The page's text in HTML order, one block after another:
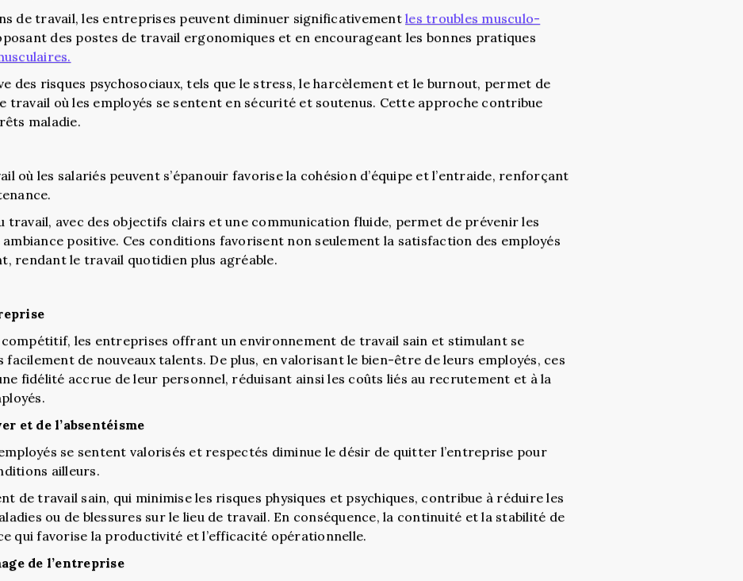
de travail, les entreprises peuvent diminuer significativement les troubles musculo-
des postes de travail ergonomiques et en encourageant les bonnes pratiques
des risques psychosociaux, tels que le stress, le harcèlement et le burnout, permet de
travail où les employés se sentent en sécurité et soutenus. Cette approche contribue
maladie.
où les salariés peuvent s’épanouir favorise la cohésion d’équipe et l’entraide, renforçant
travail, avec des objectifs clairs et une communication fluide, permet de prévenir les
positive. Ces conditions favorisent non seulement la satisfaction des employés
rendant le travail quotidien plus agréable.
les entreprises offrant un environnement de travail sain et stimulant se
de nouveaux talents. De plus, en valorisant le bien-être de leurs employés, ces
fidélité accrue de leur personnel, réduisant ainsi les coûts liés au recrutement et à la
et de l’absentéisme
se sentent valorisés et respectés diminue le désir de quitter l’entreprise pour
ailleurs.
de travail sain, qui minimise les risques physiques et psychiques, contribue à réduire les
ou de blessures sur le lieu de travail. En conséquence, la continuité et la stabilité de
qui favorise la productivité et l’efficacité opérationnelle.
de l’entreprise